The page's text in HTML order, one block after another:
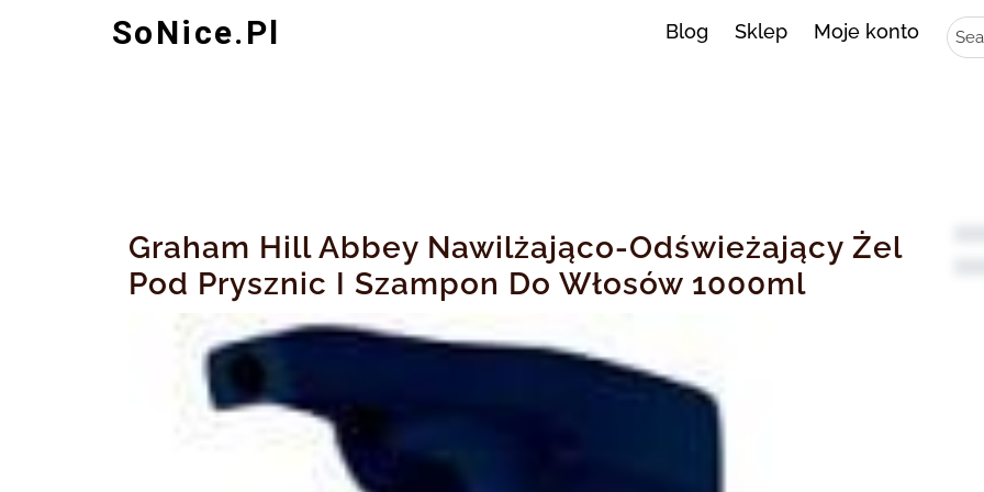
SoNice.pl Blog Sklep Moje konto
Graham Hill Abbey Nawilżająco-Odświeżający Żel
Pod Prysznic I Szampon Do Włosów 1000ml